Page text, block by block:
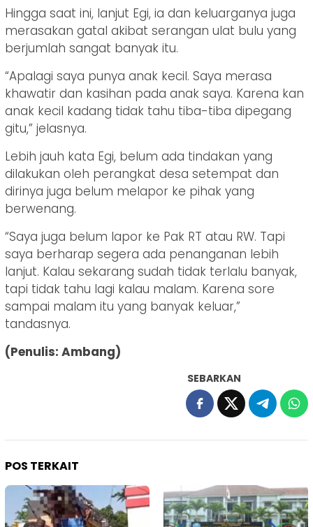
Hingga saat ini, lanjut Egi, ia dan keluarganya juga
merasakan gatal akibat serangan ulat bulu yang
berjumlah sangat banyak itu.
“Apalagi saya punya anak kecil. Saya merasa
khawatir dan kasihan pada anak saya. Karena kan
anak kecil kadang tidak tahu tiba-tiba dipegang
gitu,” jelasnya.
Lebih jauh kata Egi, belum ada tindakan yang
dilakukan oleh perangkat desa setempat dan
dirinya juga belum melapor ke pihak yang
berwenang.
“Saya juga belum lapor ke Pak RT atau RW. Tapi
saya berharap segera ada penanganan lebih
lanjut. Kalau sekarang sudah tidak terlalu banyak,
tapi tidak tahu lagi kalau malam. Karena sore
sampai malam itu yang banyak keluar,”
tandasnya.
(Penulis: Ambang)
SEBARKAN
POS TERKAIT